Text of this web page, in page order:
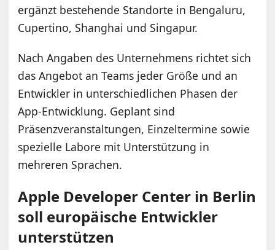
ergänzt bestehende Standorte in Bengaluru,
Cupertino, Shanghai und Singapur.
Nach Angaben des Unternehmens richtet sich
das Angebot an Teams jeder Größe und an
Entwickler in unterschiedlichen Phasen der
App-Entwicklung. Geplant sind
Präsenzveranstaltungen, Einzeltermine sowie
spezielle Labore mit Unterstützung in
mehreren Sprachen.
Apple Developer Center in Berlin
soll europäische Entwickler
unterstützen